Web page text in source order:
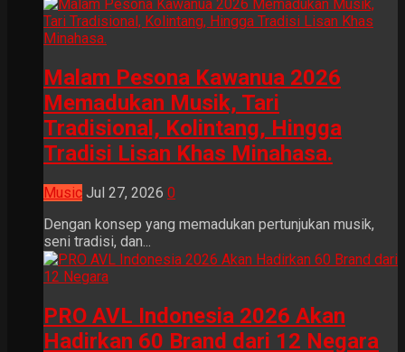
Malam Pesona Kawanua 2026
Memadukan Musik, Tari
Tradisional, Kolintang, Hingga
Tradisi Lisan Khas Minahasa.
Music Jul 27, 2026 0
Dengan konsep yang memadukan pertunjukan musik,
seni tradisi, dan...
PRO AVL Indonesia 2026 Akan
Hadirkan 60 Brand dari 12 Negara